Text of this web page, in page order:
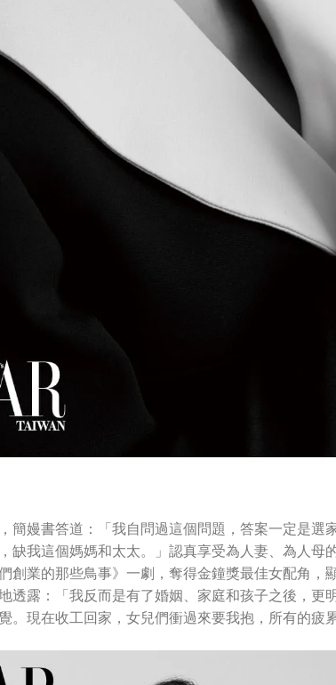
簡嫚書答道：「我自問過這個問題，答案一定是選
缺我這個媽媽和太太。」認真享受為人妻、為人母
創業的那些鳥事》一劇，奪得金鐘獎最佳女配角，
透露：「我反而是有了婚姻、家庭和孩子之後，更
。現在收工回家，女兒們衝過來要我抱，所有的疲